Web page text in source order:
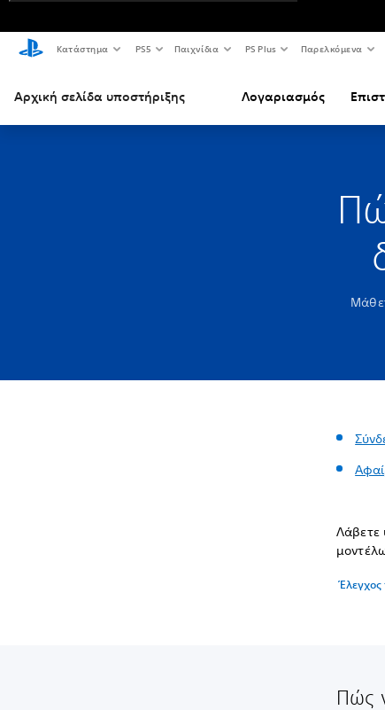
Κατάστημα PS5 Παιχνίδια PS Plus Παρελκόμενα
Αρχική σελίδα υποστήριξης Λογαριασμός
Λάβετε
Πώς